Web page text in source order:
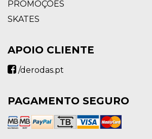
PROMOÇÕES
SKATES
APOIO CLIENTE
/derodas.pt
PAGAMENTO SEGURO